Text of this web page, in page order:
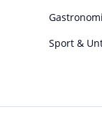
Sport &